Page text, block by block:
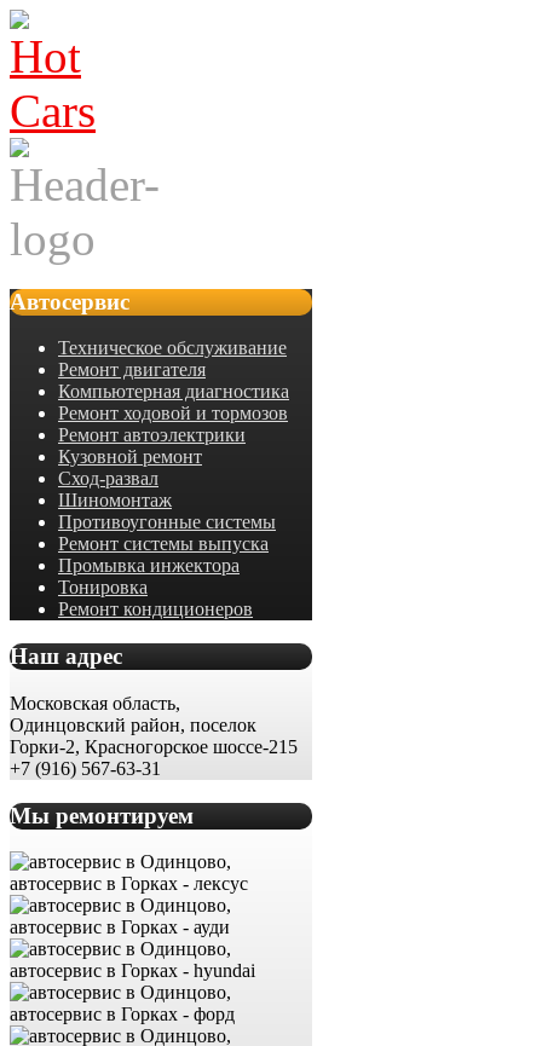
Автосервис
Техническое обслуживание
Ремонт двигателя
Компьютерная диагностика
Ремонт ходовой и тормозов
Ремонт автоэлектрики
Кузовной ремонт
Сход-развал
Шиномонтаж
Противоугонные системы
Ремонт системы выпуска
Промывка инжектора
Тонировка
Ремонт кондиционеров
Наш адрес
Московская область,
Одинцовский район, поселок
Горки-2, Красногорское шоссе-215
+7 (916) 567-63-31
Мы ремонтируем